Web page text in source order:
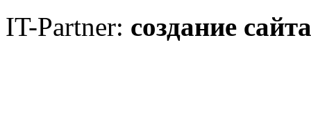
IT-Partner: создание сайта